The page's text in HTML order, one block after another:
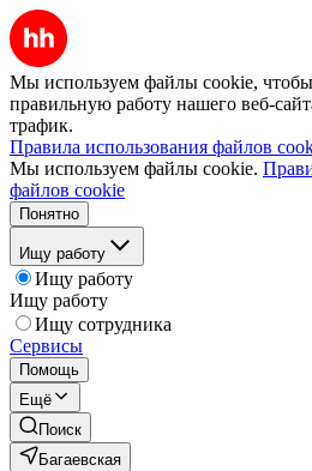
Мы используем файлы cookie, чтобы
правильную работу нашего веб-
трафик.
Правила использования файлов
Мы используем файлы cookie.
файлов cookie
Понятно
Ищу работу
Ищу работу
Ищу работу
Ищу сотрудника
Сервисы
Помощь
Ещё
Поиск
Багаевская